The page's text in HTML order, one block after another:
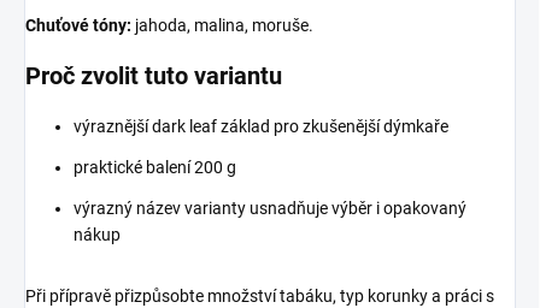
Chuťové tóny: jahoda, malina, moruše.
Proč zvolit tuto variantu
výraznější dark leaf základ pro zkušenější dýmkaře
praktické balení 200 g
výrazný název varianty usnadňuje výběr i opakovaný
nákup
Při přípravě přizpůsobte množství tabáku, typ korunky a práci s